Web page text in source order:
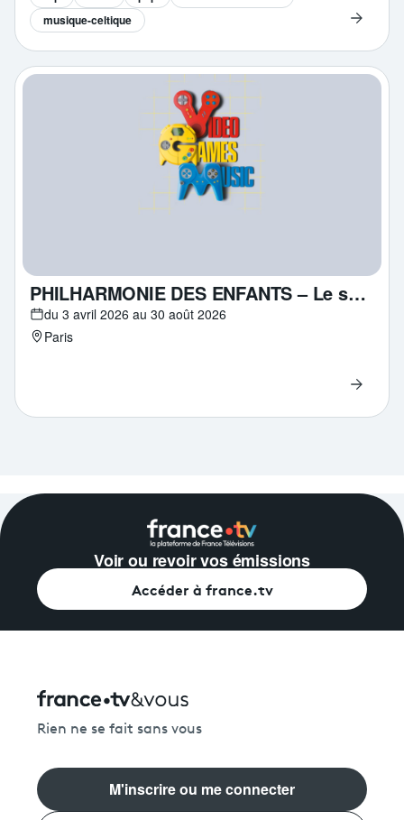
musique-celtique
PHILHARMONIE DES ENFANTS – Le son des pixels
du 3 avril 2026 au 30 août 2026
Paris
Voir ou revoir vos émissions
Accéder à france.tv
Rien ne se fait sans vous
M'inscrire ou me connecter